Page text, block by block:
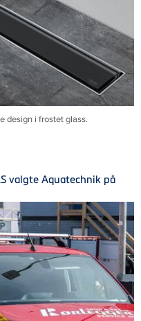
design i frostet glass.
valgte Aquatechnik på